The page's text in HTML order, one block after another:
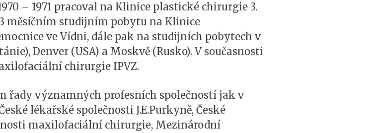
– 1971 pracoval na Klinice plastické chirurgie 3.
měsíčním studijním pobytu na Klinice
ve Vídni, dále pak na studijních pobytech v
Denver (USA) a Moskvě (Rusko). V současnosti
chirurgie IPVZ.
řady významných profesních společností jak v
lékařské společnosti J.E.Purkyně, České
maxilofaciální chirurgie, Mezinárodní